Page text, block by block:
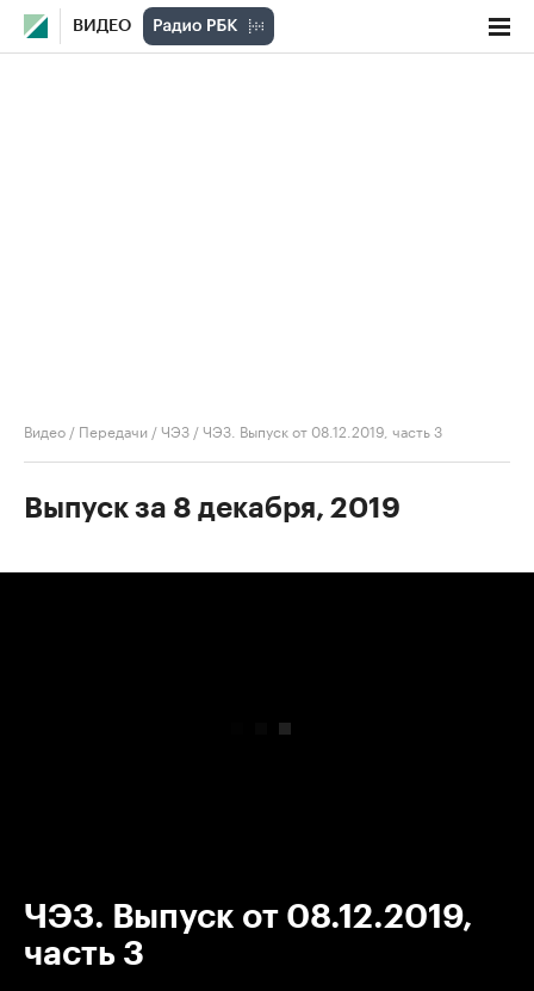
ВИДЕО
Видео / Передачи /ЧЭЗ /ЧЭЗ. Выпуск от 08.12.2019, часть 3
Выпуск за 8 декабря, 2019
ЧЭЗ. Выпуск от 08.12.2019,
часть 3